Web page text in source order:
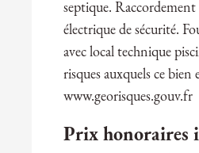
septique.
électrique de sécurité.
avec local technique
risques auxquels ce bien
www.georisques.gouv.fr
Prix honoraires